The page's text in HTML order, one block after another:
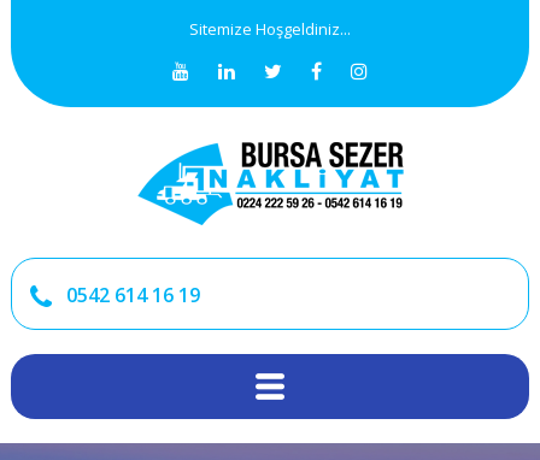
Sitemize Hoşgeldiniz...
0542 614 16 19